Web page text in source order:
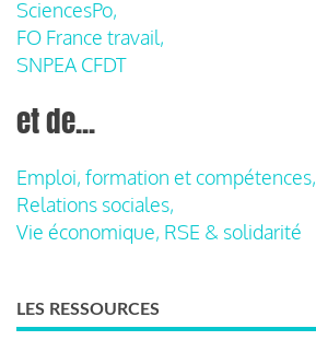
SciencesPo,
FO France travail,
SNPEA CFDT
et de...
Emploi, formation et compétences,
Relations sociales,
Vie économique, RSE & solidarité
LES RESSOURCES